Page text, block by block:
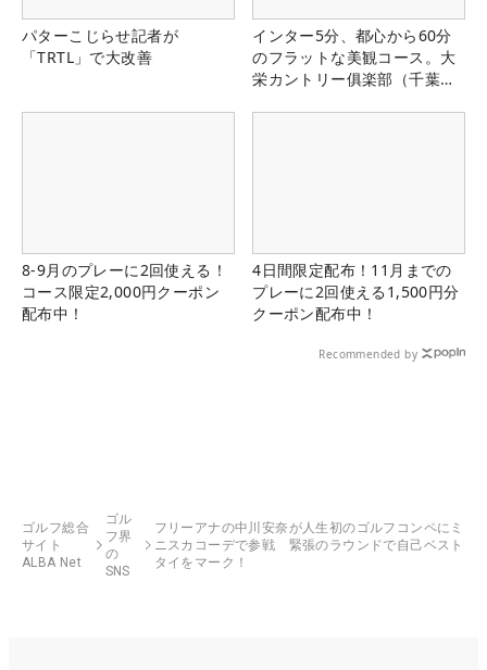
パターこじらせ記者が
「TRTL」で大改善
インター5分、都心から60分
のフラットな美観コース。大
栄カントリー俱楽部（千葉
8-9月のプレーに2回使える！
コース限定2,000円クーポン
配布中！
4日間限定配布！11月までの
プレーに2回使える1,500円分
クーポン配布中！
Recommended by
ゴルフ総合
サイト
ALBA Net
ゴル
フ界
の
SNS
フリーアナの中川安奈が人生初のゴルフコンペにミ
ニスカコーデで参戦 緊張のラウンドで自己ベスト
タイをマーク！